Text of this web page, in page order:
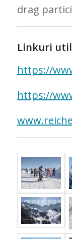
drag
Linkuri
https://
https://